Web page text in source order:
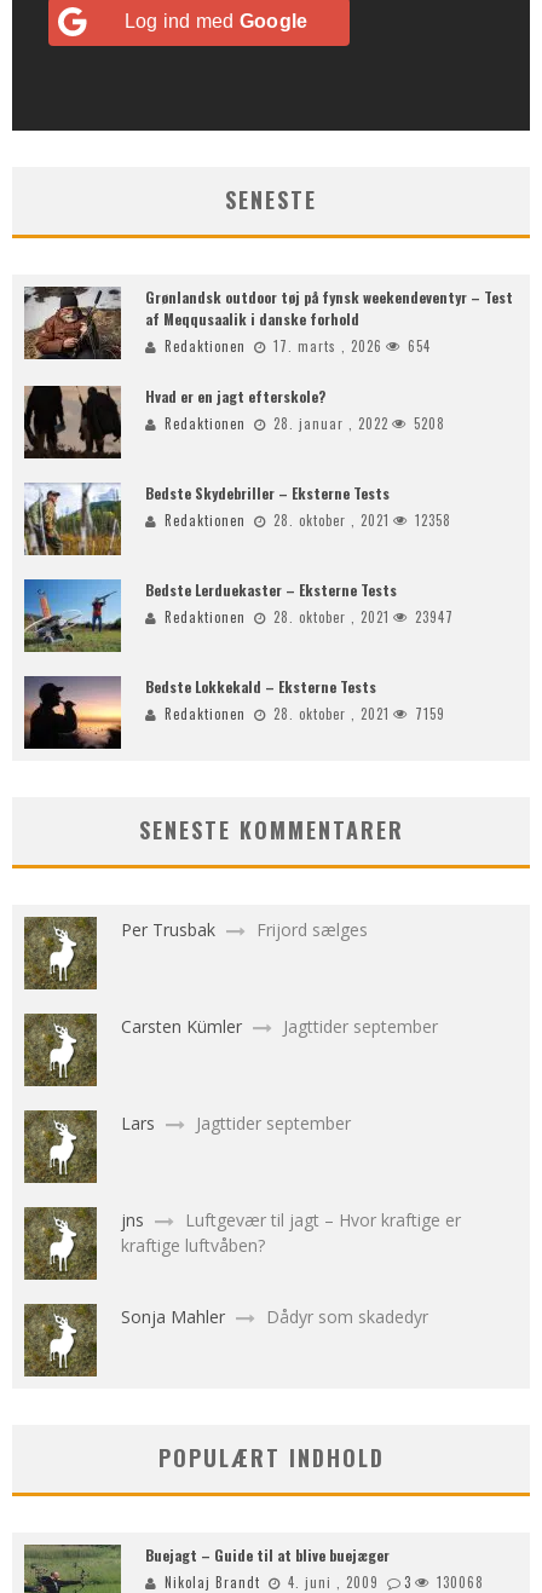
Log ind med Google
SENESTE
Grønlandsk outdoor tøj på fynsk weekendeventyr – Test
af Meqqusaalik i danske forhold
Redaktionen 17. marts , 2026 654
Hvad er en jagt efterskole?
Redaktionen 28. januar , 2022 5208
Bedste Skydebriller – Eksterne Tests
Redaktionen 28. oktober , 2021 12358
Bedste Lerduekaster – Eksterne Tests
Redaktionen 28. oktober , 2021 23947
Bedste Lokkekald – Eksterne Tests
Redaktionen 28. oktober , 2021 7159
SENESTE KOMMENTARER
Per Trusbak Frijord sælges
Carsten Kümler Jagttider september
Lars Jagttider september
jns
Luftgevær til jagt – Hvor kraftige er
kraftige luftvåben?
Sonja Mahler Dådyr som skadedyr
POPULÆRT INDHOLD
Buejagt – Guide til at blive buejæger
Nikolaj Brandt 4. juni , 2009 3 130068